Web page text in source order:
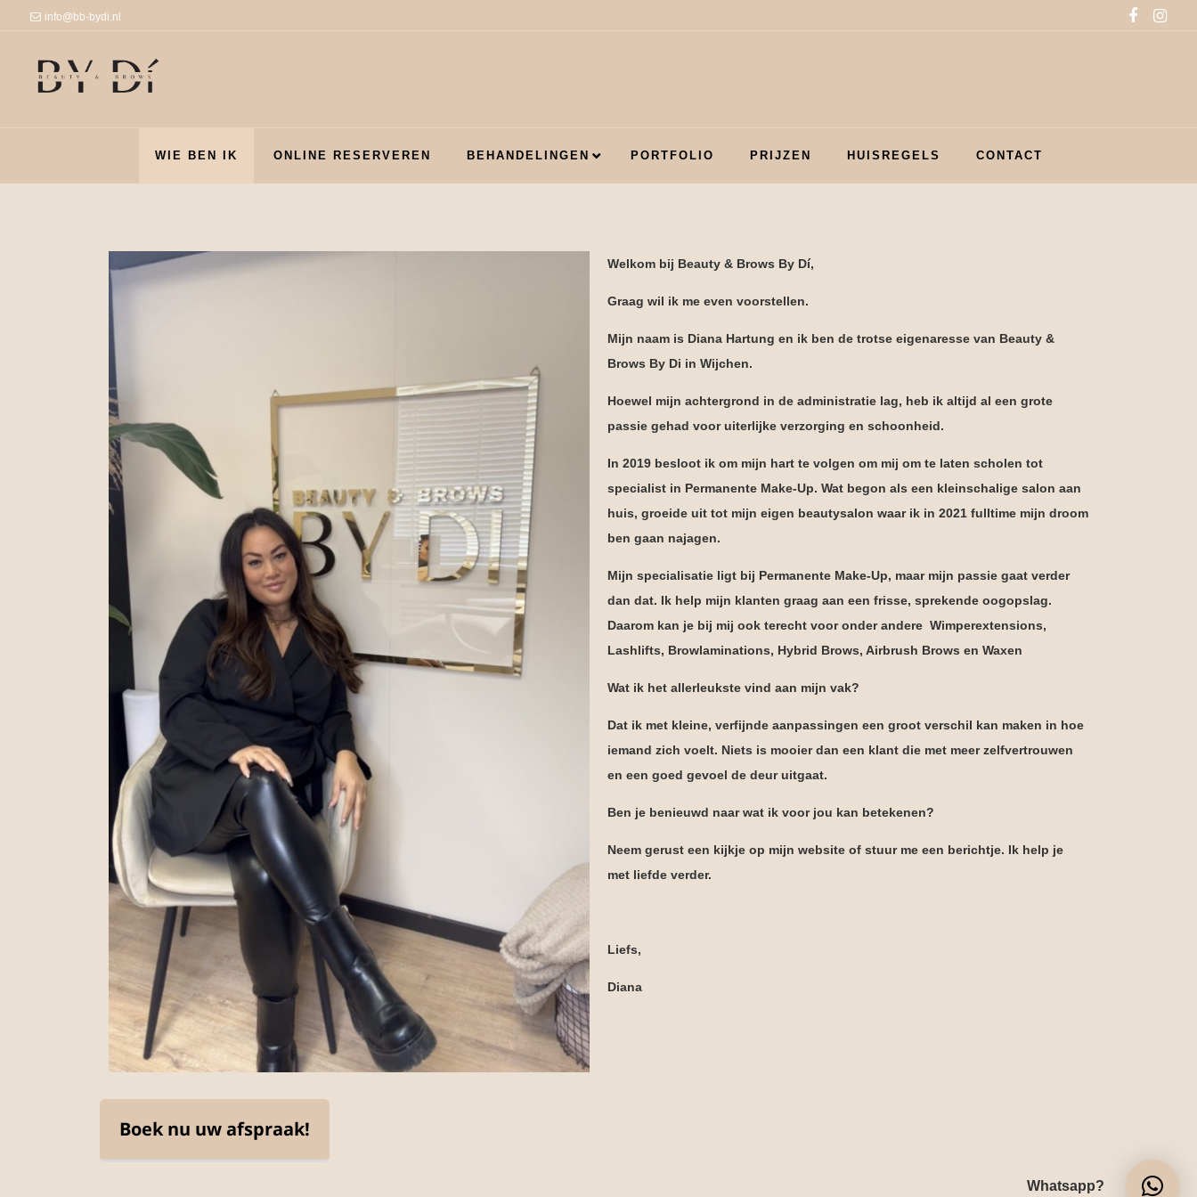
info@bb-bydi.nl
WIE BEN IK ONLINE RESERVEREN BEHANDELINGEN PORTFOLIO PRIJZEN HUISREGELS CONTACT
Welkom bij Beauty & Brows By Dí,
Graag wil ik me even voorstellen.
Mijn naam is Diana Hartung en ik ben de trotse eigenaresse van Beauty &
Brows By Di in Wijchen.
Hoewel mijn achtergrond in de administratie lag, heb ik altijd al een grote
passie gehad voor uiterlijke verzorging en schoonheid.
In 2019 besloot ik om mijn hart te volgen om mij om te laten scholen tot
specialist in Permanente Make-Up. Wat begon als een kleinschalige salon aan
huis, groeide uit tot mijn eigen beautysalon waar ik in 2021 fulltime mijn droom
ben gaan najagen.
Mijn specialisatie ligt bij Permanente Make-Up, maar mijn passie gaat verder
dan dat. Ik help mijn klanten graag aan een frisse, sprekende oogopslag.
Daarom kan je bij mij ook terecht voor onder andere Wimperextensions,
Lashlifts, Browlaminations, Hybrid Brows, Airbrush Brows en Waxen
Wat ik het allerleukste vind aan mijn vak?
Dat ik met kleine, verfijnde aanpassingen een groot verschil kan maken in hoe
iemand zich voelt. Niets is mooier dan een klant die met meer zelfvertrouwen
en een goed gevoel de deur uitgaat.
Ben je benieuwd naar wat ik voor jou kan betekenen?
Neem gerust een kijkje op mijn website of stuur me een berichtje. Ik help je
met liefde verder.
Liefs,
Diana
Boek nu uw afspraak!
Whatsapp?